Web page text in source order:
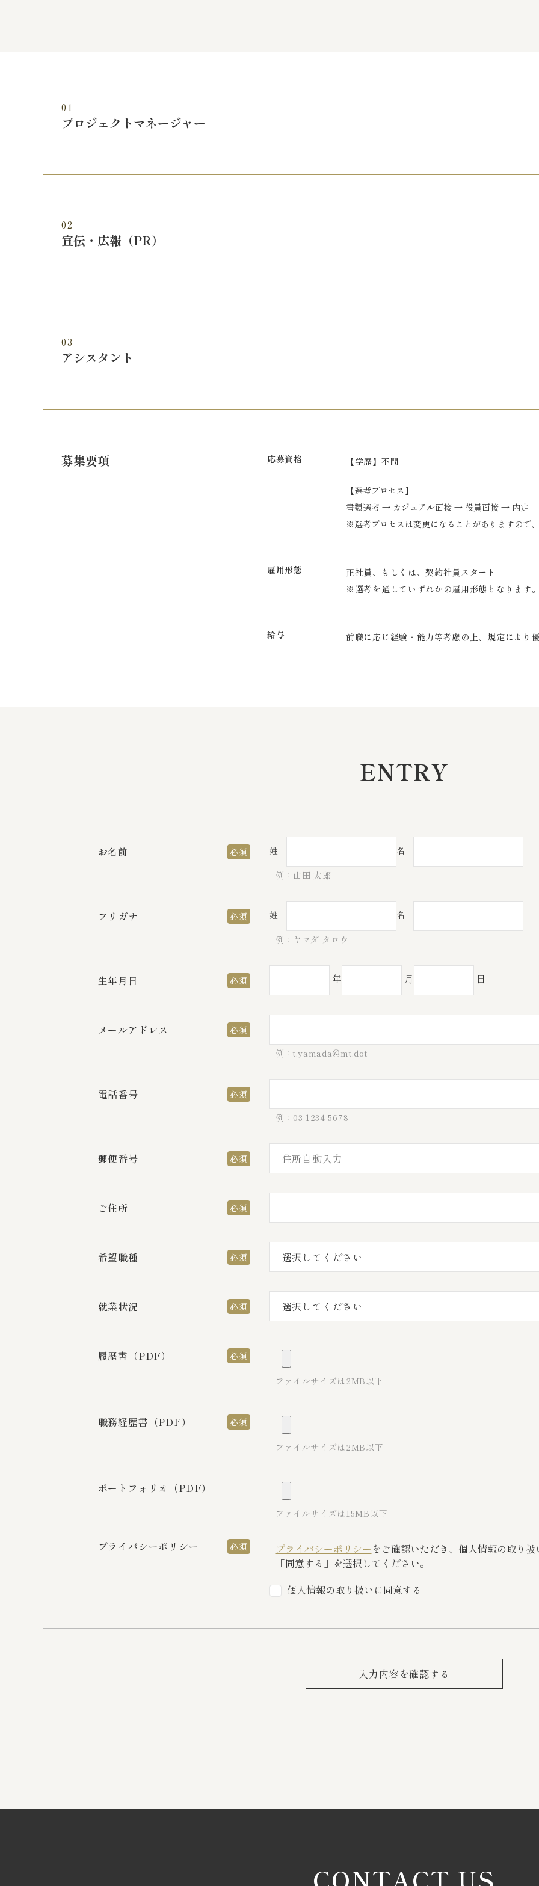
01
プロジェクトマネージャー
02
宣伝・広報（PR）
03
アシスタント
募集要項 応募資格 【学歴】不問
【選考プロセス】
書類選考 → カジュアル面接 → 役員面接 → 内定
※選考プロセスは変更になることがありますので
雇用形態
正社員、もしくは、契約社員スタート
※選考を通していずれかの雇用形態となります
給与 前職に応じ経験・能力等考慮の上、規定により
ENTRY
お名前 必須 姓 名
例：山田 太郎
フリガナ 必須 姓 名
例：ヤマダ タロウ
生年月日 必須 年 月 日
メールアドレス
必須
例：t.yamada@mt.dot
電話番号
必須
例：03-1234-5678
郵便番号 必須
ご住所 必須
希望職種 必須
就業状況 必須
履歴書（PDF） 必須
ファイルサイズは2MB以下
職務経歴書（PDF） 必須
ファイルサイズは2MB以下
ポートフォリオ（PDF）
ファイルサイズは15MB以下
プライバシーポリシー 必須 プライバシーポリシーをご確認いただき、個人情報の取り
「同意する」を選択してください。
個人情報の取り扱いに同意する